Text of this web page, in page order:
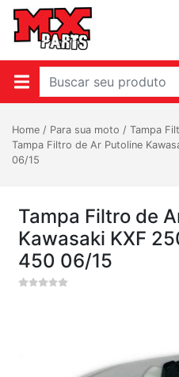
Home / Para sua moto / Tampa
Tampa Filtro de Ar Putoline
06/15
Tampa Filtro de
Kawasaki KXF
450 06/15